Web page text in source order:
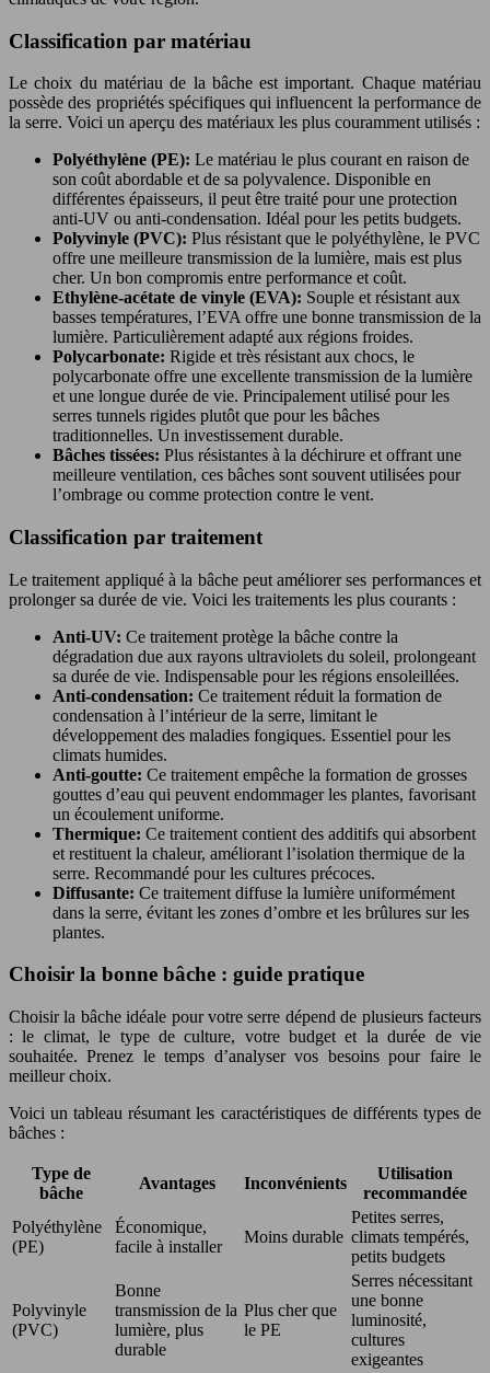
Classification par matériau
Le choix du matériau de la bâche est important. Chaque matériau
possède des propriétés spécifiques qui influencent la performance de
la serre. Voici un aperçu des matériaux les plus couramment utilisés :
Polyéthylène (PE): Le matériau le plus courant en raison de
son coût abordable et de sa polyvalence. Disponible en
différentes épaisseurs, il peut être traité pour une protection
anti-UV ou anti-condensation. Idéal pour les petits budgets.
Polyvinyle (PVC): Plus résistant que le polyéthylène, le PVC
offre une meilleure transmission de la lumière, mais est plus
cher. Un bon compromis entre performance et coût.
Ethylène-acétate de vinyle (EVA): Souple et résistant aux
basses températures, l’EVA offre une bonne transmission de la
lumière. Particulièrement adapté aux régions froides.
Polycarbonate: Rigide et très résistant aux chocs, le
polycarbonate offre une excellente transmission de la lumière
et une longue durée de vie. Principalement utilisé pour les
serres tunnels rigides plutôt que pour les bâches
traditionnelles. Un investissement durable.
Bâches tissées: Plus résistantes à la déchirure et offrant une
meilleure ventilation, ces bâches sont souvent utilisées pour
l’ombrage ou comme protection contre le vent.
Classification par traitement
Le traitement appliqué à la bâche peut améliorer ses performances et
prolonger sa durée de vie. Voici les traitements les plus courants :
Anti-UV: Ce traitement protège la bâche contre la
dégradation due aux rayons ultraviolets du soleil, prolongeant
sa durée de vie. Indispensable pour les régions ensoleillées.
Anti-condensation: Ce traitement réduit la formation de
condensation à l’intérieur de la serre, limitant le
développement des maladies fongiques. Essentiel pour les
climats humides.
Anti-goutte: Ce traitement empêche la formation de grosses
gouttes d’eau qui peuvent endommager les plantes, favorisant
un écoulement uniforme.
Thermique: Ce traitement contient des additifs qui absorbent
et restituent la chaleur, améliorant l’isolation thermique de la
serre. Recommandé pour les cultures précoces.
Diffusante: Ce traitement diffuse la lumière uniformément
dans la serre, évitant les zones d’ombre et les brûlures sur les
plantes.
Choisir la bonne bâche : guide pratique
Choisir la bâche idéale pour votre serre dépend de plusieurs facteurs
: le climat, le type de culture, votre budget et la durée de vie
souhaitée. Prenez le temps d’analyser vos besoins pour faire le
meilleur choix.
Voici un tableau résumant les caractéristiques de différents types de
bâches :
Type de
bâche
Avantages Inconvénients
Utilisation
recommandée
Polyéthylène
(PE)
Économique,
facile à installer
Moins durable
Petites serres,
climats tempérés,
petits budgets
Polyvinyle
(PVC)
Bonne
transmission de la
lumière, plus
durable
Plus cher que
le PE
Serres nécessitant
une bonne
luminosité,
cultures
exigeantes